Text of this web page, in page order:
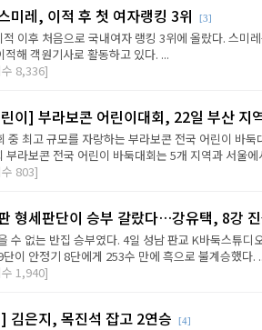
미레, 이적 후 첫 여자랭킹 3위 [3]
이후 처음으로 국내여자 랭킹 3위에 올랐다. 스미
적해 객원기사로 활동하고 있다. ...
8,336]
이] 부라보콘 어린이대회, 22일 부산 지
중 최고 규모를 자랑하는 부라보콘 전국 어린이 바
부라보콘 전국 어린이 바둑대회는 5개 지역과 서울
803]
형세판단이 승부 갈랐다…강유택, 8강
수 없는 반집 승부였다. 4일 성남 판교 K바둑스튜
이 안정기 8단에게 253수 만에 흑으로 불계승했다.
1,940]
김은지, 목진석 잡고 2연승 [4]